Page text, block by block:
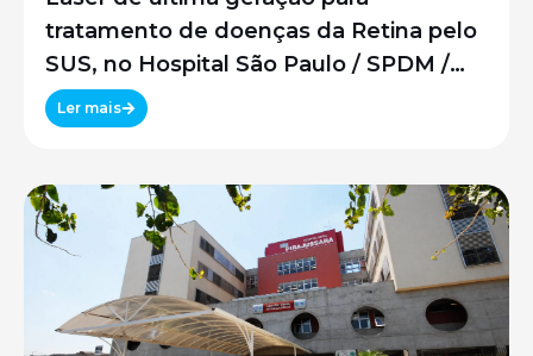
tratamento de doenças da Retina pelo
SUS, no Hospital São Paulo / SPDM /
UNIFESP
Ler mais